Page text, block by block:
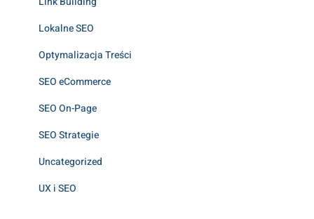
Lokalne SEO
Optymalizacja Treści
SEO eCommerce
SEO On-Page
SEO Strategie
Uncategorized
UX i SEO